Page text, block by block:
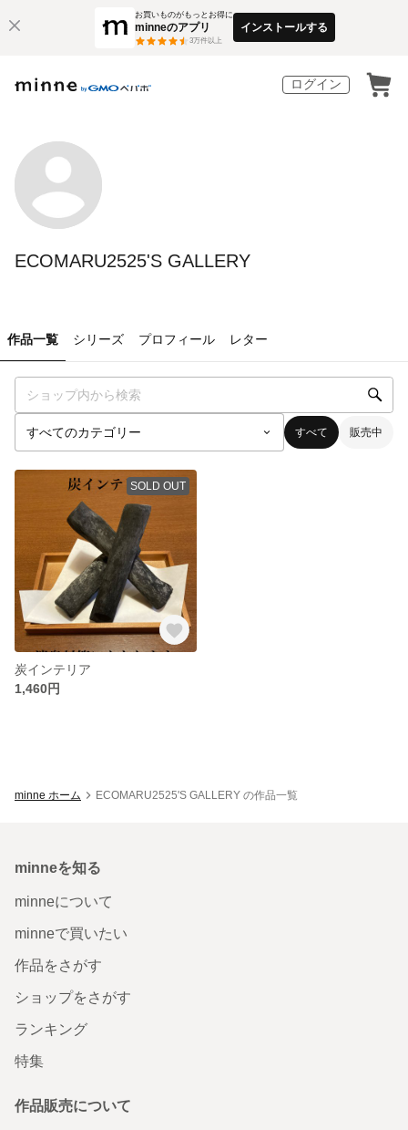
お買いものがもっとお得に
minneのアプリ
3万件以上
インストールする
ログイン
ECOMARU2525'S GALLERY
作品一覧 シリーズ プロフィール レター
すべて 販売中
SOLD OUT
炭インテリア
1,460円
minne ホーム ECOMARU2525'S GALLERY の作品一覧
minneを知る
minneについて
minneで買いたい
作品をさがす
ショップをさがす
ランキング
特集
作品販売について